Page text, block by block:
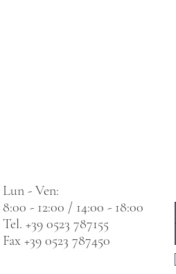
Lun - Ven:
8:00 - 12:00 / 14:00 - 18:00
Tel. +39 0523 787155
Fax +39 0523 787450